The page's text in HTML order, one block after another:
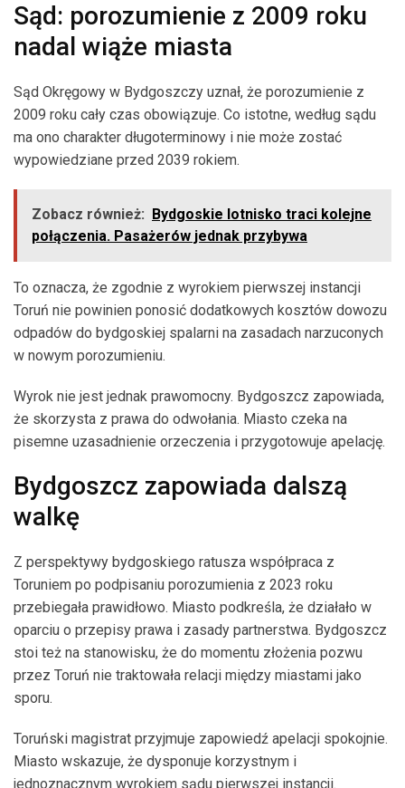
Sąd: porozumienie z 2009 roku
nadal wiąże miasta
Sąd Okręgowy w Bydgoszczy uznał, że porozumienie z
2009 roku cały czas obowiązuje. Co istotne, według sądu
ma ono charakter długoterminowy i nie może zostać
wypowiedziane przed 2039 rokiem.
Zobacz również: Bydgoskie lotnisko traci kolejne
połączenia. Pasażerów jednak przybywa
To oznacza, że zgodnie z wyrokiem pierwszej instancji
Toruń nie powinien ponosić dodatkowych kosztów dowozu
odpadów do bydgoskiej spalarni na zasadach narzuconych
w nowym porozumieniu.
Wyrok nie jest jednak prawomocny. Bydgoszcz zapowiada,
że skorzysta z prawa do odwołania. Miasto czeka na
pisemne uzasadnienie orzeczenia i przygotowuje apelację.
Bydgoszcz zapowiada dalszą
walkę
Z perspektywy bydgoskiego ratusza współpraca z
Toruniem po podpisaniu porozumienia z 2023 roku
przebiegała prawidłowo. Miasto podkreśla, że działało w
oparciu o przepisy prawa i zasady partnerstwa. Bydgoszcz
stoi też na stanowisku, że do momentu złożenia pozwu
przez Toruń nie traktowała relacji między miastami jako
sporu.
Toruński magistrat przyjmuje zapowiedź apelacji spokojnie.
Miasto wskazuje, że dysponuje korzystnym i
jednoznacznym wyrokiem sądu pierwszej instancji.